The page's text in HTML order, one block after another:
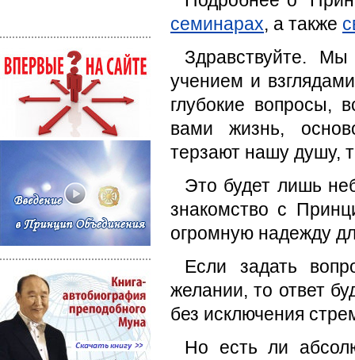
семинарах, а также
Здравствуйте.
учением и
глубокие вопросы,
вами жизнь,
терзают нашу душу,
Это будет лишь
знакомство с
огромную надежду
Если задать
желании, то ответ
без исключения
Но есть ли